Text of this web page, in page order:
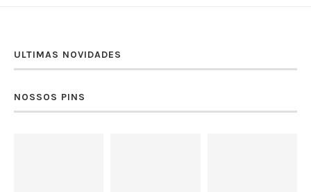
ULTIMAS NOVIDADES
NOSSOS PINS